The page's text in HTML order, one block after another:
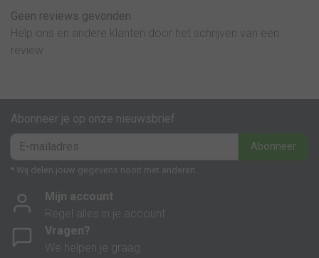
Geen reviews gevonden
Help ons en andere klanten door het schrijven van een
review
Abonneer je op onze nieuwsbrief
Abonneer
* Wij delen jouw gegevens nooit met anderen.
Mijn account
Regel alles in je account.
Vragen?
We helpen je graag.